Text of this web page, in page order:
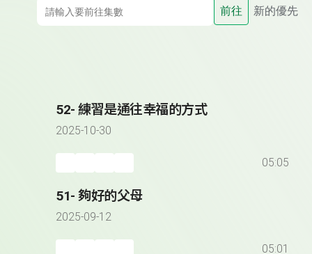
前往 新的優先
52- 練習是通往幸福的方式
2025-10-30
05:05
51- 夠好的父母
2025-09-12
05:01